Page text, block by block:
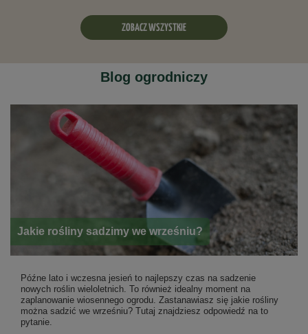
ZOBACZ WSZYSTKIE
Blog ogrodniczy
Jakie rośliny sadzimy we wrześniu?
Późne lato i wczesna jesień to najlepszy czas na sadzenie
nowych roślin wieloletnich. To również idealny moment na
zaplanowanie wiosennego ogrodu. Zastanawiasz się jakie rośliny
można sadzić we wrześniu? Tutaj znajdziesz odpowiedź na to
pytanie.